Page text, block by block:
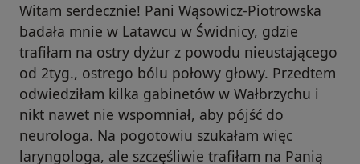
Witam serdecznie! Pani Wąsowicz-Piotrowska
badała mnie w Latawcu w Świdnicy, gdzie
trafiłam na ostry dyżur z powodu nieustającego
od 2tyg., ostrego bólu połowy głowy. Przedtem
odwiedziłam kilka gabinetów w Wałbrzychu i
nikt nawet nie wspomniał, aby pójść do
neurologa. Na pogotowiu szukałam więc
laryngologa, ale szczęśliwie trafiłam na Panią